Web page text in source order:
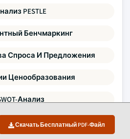
Скачать Бесплатный PDF-Файл
PESTLE
Бенчмаркинг
Спроса И Предложения
Ценообразования
Анализ
В Области СииП